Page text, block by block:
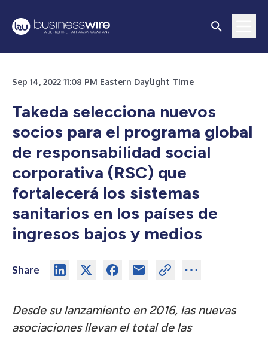
Sep 14, 2022 11:08 PM Eastern Daylight Time
Takeda selecciona nuevos
socios para el programa global
de responsabilidad social
corporativa (RSC) que
fortalecerá los sistemas
sanitarios en los países de
ingresos bajos y medios
Share
Desde su lanzamiento en 2016, las nuevas
asociaciones llevan el total de las